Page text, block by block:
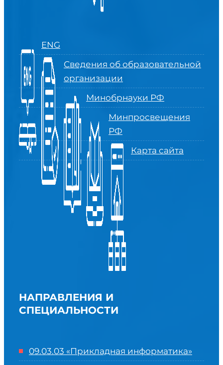
ENG
Сведения об образовательной
организации
Минобрнауки РФ
Минпросвещения
РФ
Карта сайта
НАПРАВЛЕНИЯ И
СПЕЦИАЛЬНОСТИ
09.03.03 «Прикладная информатика»